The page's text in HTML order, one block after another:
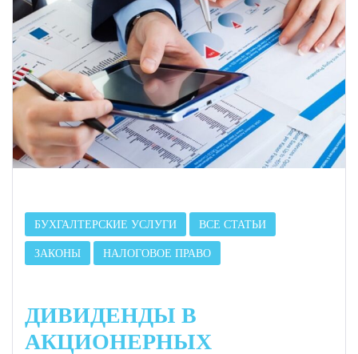
БУХГАЛТЕРСКИЕ УСЛУГИ ВСЕ СТАТЬИ
ЗАКОНЫ НАЛОГОВОЕ ПРАВО
ДИВИДЕНДЫ В
АКЦИОНЕРНЫХ